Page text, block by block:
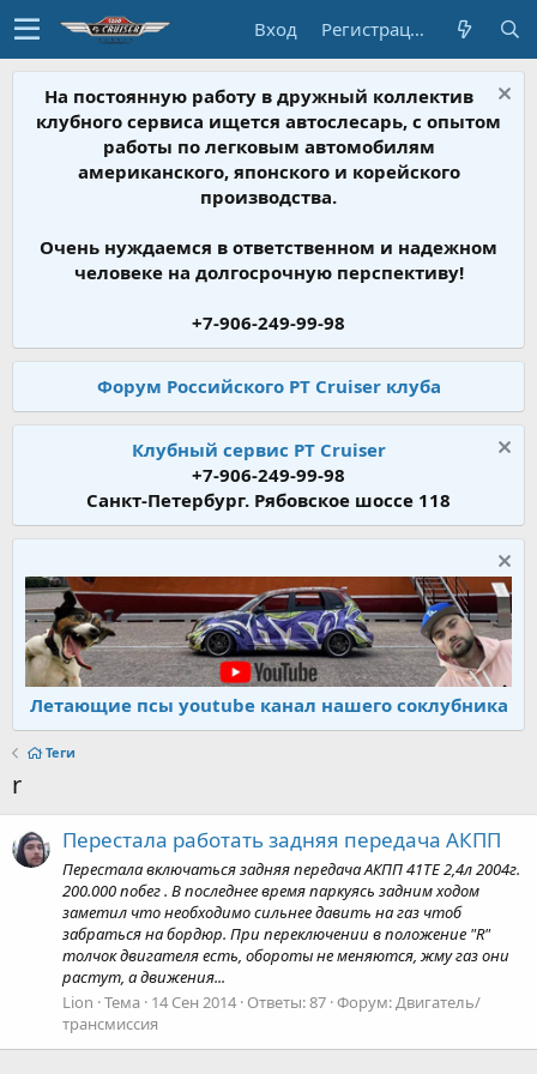
Вход Регистрация
На постоянную работу в дружный коллектив
клубного сервиса ищется автослесарь, с опытом
работы по легковым автомобилям
американского, японского и корейского
производства.
Очень нуждаемся в ответственном и надежном
человеке на долгосрочную перспективу!
+7-906-249-99-98
Форум Российского PT Cruiser клуба
Клубный сервис PT Cruiser
+7-906-249-99-98
Санкт-Петербург. Рябовское шоссе 118
Летающие псы youtube канал нашего соклубника
Теги
r
Перестала работать задняя передача АКПП
Перестала включаться задняя передача АКПП 41TE 2,4л 2004г.
200.000 побег . В последнее время паркуясь задним ходом
заметил что необходимо сильнее давить на газ чтоб
забраться на бордюр. При переключении в положение "R"
толчок двигателя есть, обороты не меняются, жму газ они
растут, а движения...
Lion Тема 14 Сен 2014 Ответы: 87 Форум:Двигатель/
трансмиссия